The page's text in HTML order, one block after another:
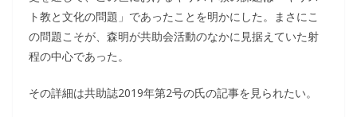
ト教と文化の問題」であったことを明かにした。まさにこ
の問題こそが、森明が共助会活動のなかに見据えていた射
程の中心であった。
その詳細は共助誌2019年第2号の氏の記事を見られたい。